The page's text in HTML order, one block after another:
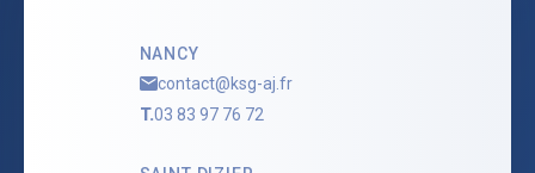
NANCY
contact@ksg-aj.fr
T.03 83 97 76 72